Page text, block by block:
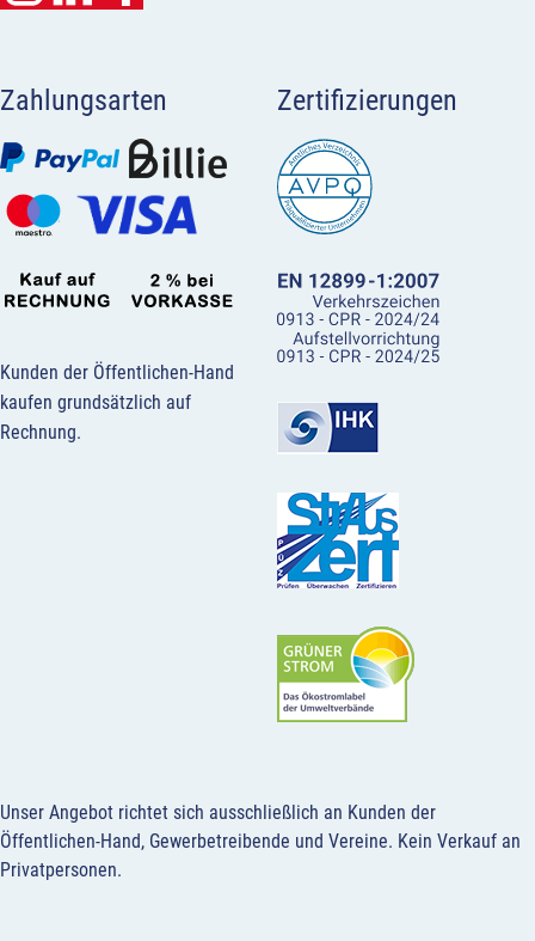
Zahlungsarten
Kunden der Öffentlichen-Hand
kaufen grundsätzlich auf
Rechnung.
Zertifizierungen
Unser Angebot richtet sich ausschließlich an Kunden der
Öffentlichen-Hand, Gewerbetreibende und Vereine. Kein Verkauf an
Privatpersonen.